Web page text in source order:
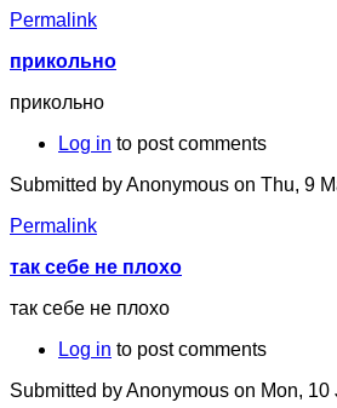
Permalink
прикольно
прикольно
Log in to post comments
Submitted byAnonymous on Thu, 9
Permalink
так себе не плохо
так себе не плохо
Log in to post comments
Submitted byAnonymous on Mon, 10